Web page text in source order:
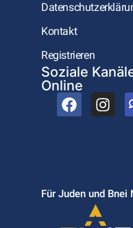
Kontakt
Registrieren
Soziale
Online
Für Juden und Bnei